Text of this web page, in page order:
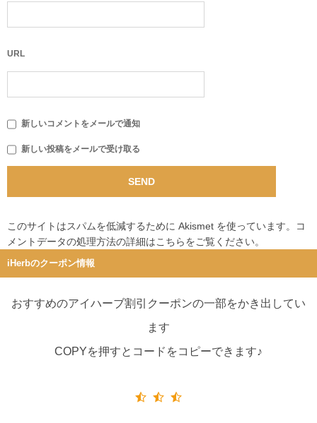
URL
新しいコメントをメールで通知
新しい投稿をメールで受け取る
このサイトはスパムを低減するために Akismet を使っています。
コ
メントデータの処理方法の詳細はこちらをご覧ください。
iHerbのクーポン情報
おすすめのアイハーブ割引クーポンの一部をかき出してい
ます
COPYを押すとコードをコピーできます♪